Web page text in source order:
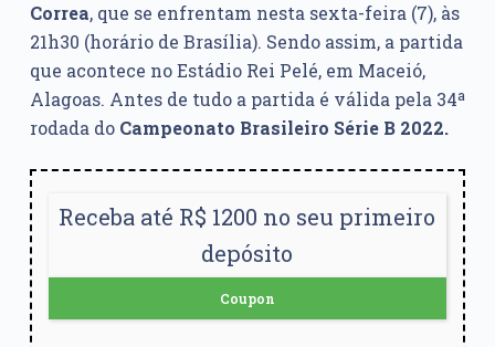
Correa, que se enfrentam nesta sexta-feira (7), às
21h30 (horário de Brasília). Sendo assim, a partida
que acontece no Estádio Rei Pelé, em Maceió,
Alagoas. Antes de tudo a partida é válida pela 34ª
rodada do Campeonato Brasileiro Série B 2022.
Receba até R$ 1200 no seu primeiro
depósito
Coupon